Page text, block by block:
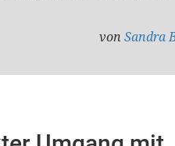
von Sandra